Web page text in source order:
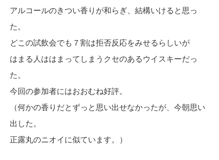
アルコールのきつい香りが和らぎ、結構いけると思っ
た。
どこの試飲会でも７割は拒否反応をみせるらしいが
はまる人ははまってしまうクセのあるウイスキーだっ
た。
今回の参加者にはおおむね好評。
（何かの香りだとずっと思い出せなかったが、今朝思い
出した。
正露丸のニオイに似ています。）